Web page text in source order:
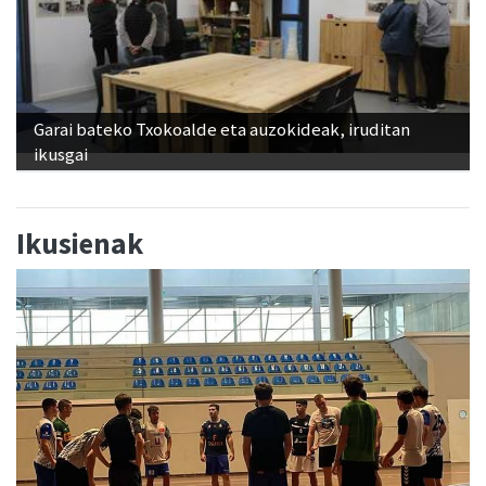
Garai bateko Txokoalde eta auzokideak, iruditan
ikusgai
Ikusienak